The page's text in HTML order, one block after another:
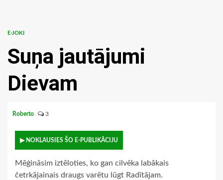
E-JOKI
Suņa jautājumi
Dievam
Roberto 3
▶ NOKLAUSIES ŠO E-PUBLIKĀCIJU
Mēģināsim iztēloties, ko gan cilvēka labākais
četrkājainais draugs varētu lūgt Radītājam.